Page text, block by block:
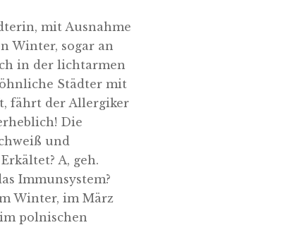
mit Ausnahme
Winter, sogar an
in der lichtarmen
Städter mit
fährt der Allergiker
Die
und
A, geh.
Immunsystem?
Winter, im März
polnischen